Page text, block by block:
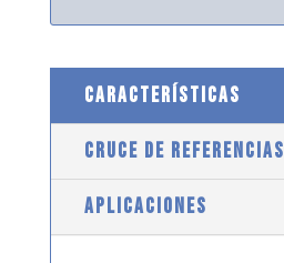
CARACTERÍSTICAS
CRUCE DE REFERENCIAS
APLICACIONES